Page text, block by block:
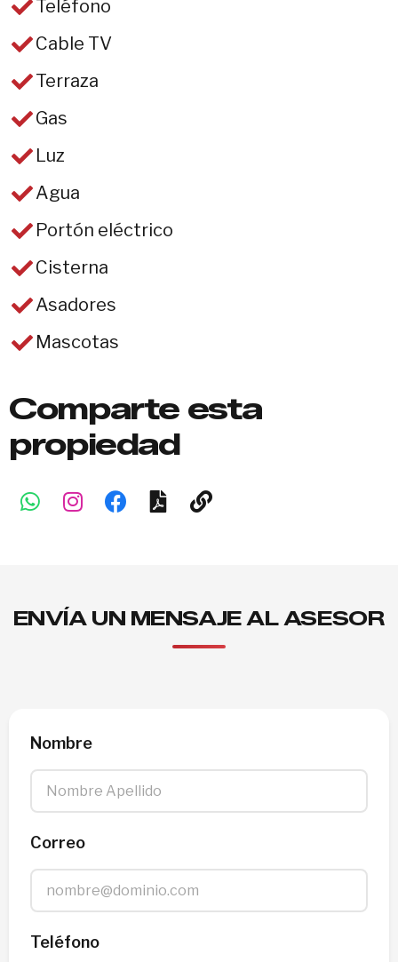
Teléfono
Cable TV
Terraza
Gas
Luz
Agua
Portón eléctrico
Cisterna
Asadores
Mascotas
Comparte esta
propiedad
ENVÍA UN MENSAJE AL ASESOR
Nombre
Correo
Teléfono